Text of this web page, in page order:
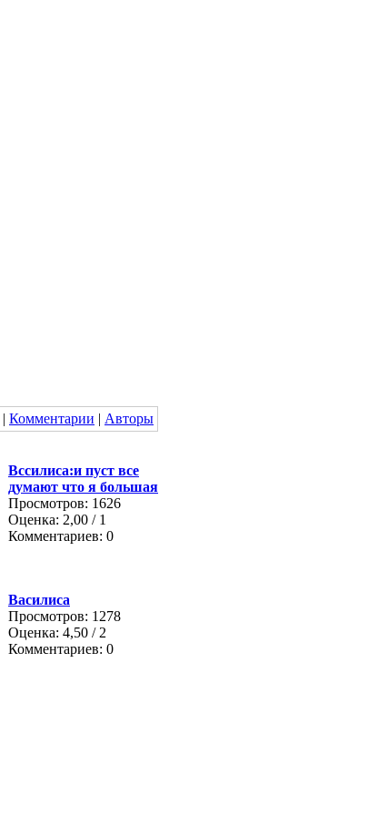
| Комментарии | Авторы
Вссилиса:и пуст все
думают что я большая
Просмотров: 1626
Оценка: 2,00 / 1
Комментариев: 0
Василиса
Просмотров: 1278
Оценка: 4,50 / 2
Комментариев: 0